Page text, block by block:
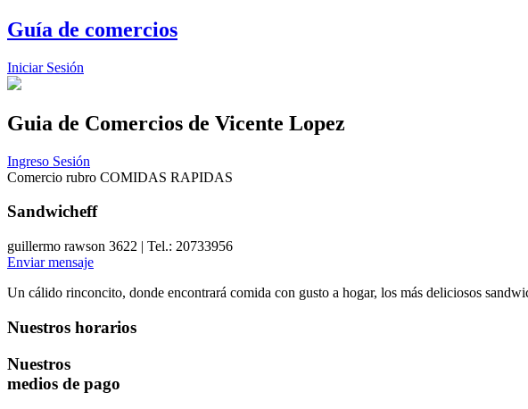
Guía de comercios
Iniciar Sesión
Guia de Comercios de Vicente Lopez
Ingreso Sesión
Comercio rubro COMIDAS RAPIDAS
Sandwicheff
guillermo rawson 3622 | Tel.: 20733956
Enviar mensaje
Un cálido rinconcito, donde encontrará comida con gusto a hogar, los más deliciosos
Nuestros horarios
Nuestros
medios de pago